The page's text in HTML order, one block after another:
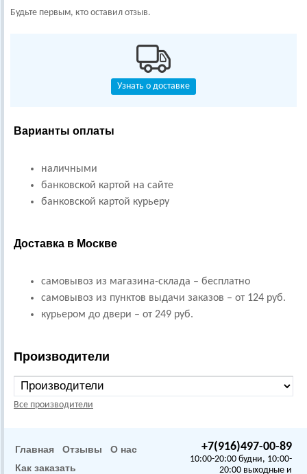
Будьте первым, кто оставил отзыв.
Узнать о доставке
Варианты оплаты
наличными
банковской картой на сайте
банковской картой курьеру
Доставка в Москве
самовывоз из магазина-склада – бесплатно
самовывоз из пунктов выдачи заказов – от 124 руб.
курьером до двери – от 249 руб.
Производители
Все производители
+7(916)497-00-89
10:00-20:00 будни, 10:00-
20:00 выходные и
Главная Отзывы
О нас
Как заказать